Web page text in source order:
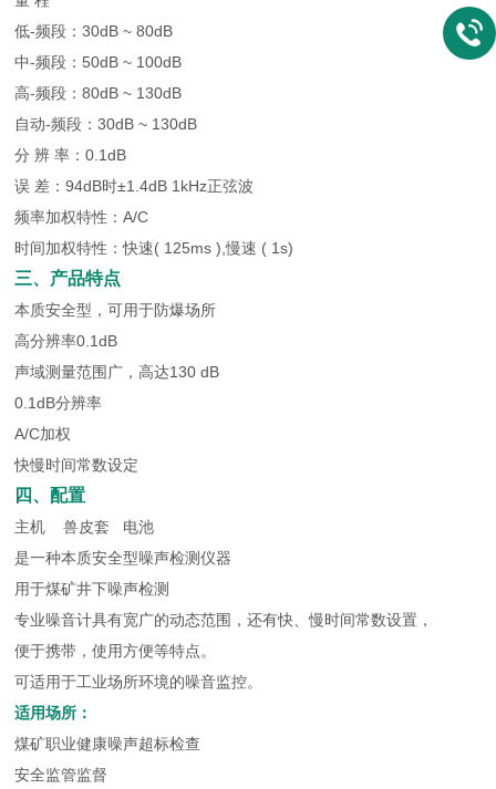
低-频段：30dB ~ 80dB
中-频段：50dB ~ 100dB
高-频段：80dB ~ 130dB
自动-频段：30dB ~ 130dB
分 辨 率：0.1dB
误 差：94dB时±1.4dB 1kHz正弦波
频率加权特性：A/C
时间加权特性：快速( 125ms ),慢速 ( 1s)
三、产品特点
本质安全型，可用于防爆场所
高分辨率0.1dB
声域测量范围广，高达130 dB
0.1dB分辨率
A/C加权
快慢时间常数设定
四、配置
主机 兽皮套 电池
是一种本质安全型噪声检测仪器
用于煤矿井下噪声检测
专业噪音计具有宽广的动态范围，还有快、慢时间常数设置，
便于携带，使用方便等特点。
可适用于工业场所环境的噪音监控。
适用场所：
煤矿职业健康噪声超标检查
安全监管监督